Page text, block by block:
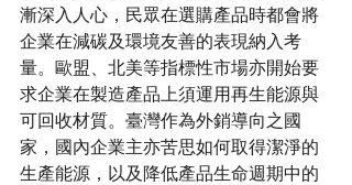
漸深入人心，民眾在選購產品時都會將
企業在減碳及環境友善的表現納入考
量。歐盟、北美等指標性市場亦開始要
求企業在製造產品上須運用再生能源與
可回收材質。臺灣作為外銷導向之國
家，國內企業主亦苦思如何取得潔淨的
生產能源，以及降低產品生命週期中的